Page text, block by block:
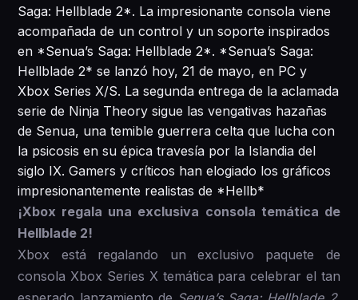
Saga: Hellblade 2*. La impresionante consola viene
acompañada de un control y un soporte inspirados
en *Senua’s Saga: Hellblade 2*. *Senua’s Saga:
Hellblade 2* se lanzó hoy, 21 de mayo, en PC y
Xbox Series X/S. La segunda entrega de la aclamada
serie de Ninja Theory sigue las vengativas hazañas
de Senua, una temible guerrera celta que lucha con
la psicosis en su épica travesía por la Islandia del
siglo IX. Gamers y críticos han elogiado los gráficos
impresionantemente realistas de *Hellb*
¡Xbox regala una exclusiva consola temática de
Hellblade 2!
Xbox está regalando un exclusivo paquete de
consola Xbox Series X temática para celebrar el tan